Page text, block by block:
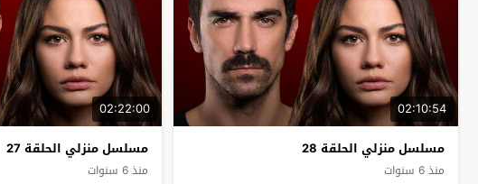
02:10:54
مسلسل منزلي الحلقة 28
منذ 6 سنوات
02:22:00
مسلسل منزلي الحلقة 27
منذ 6 سنوات